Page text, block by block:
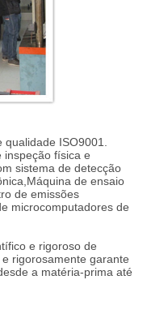
ISO9001.
inspeção física e
sistema de detecção
de ensaio
de emissões
microcomputadores de
e rigoroso de
rigorosamente garante
a matéria-prima até